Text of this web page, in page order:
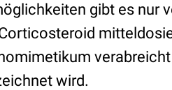
gibt es nur
wird.